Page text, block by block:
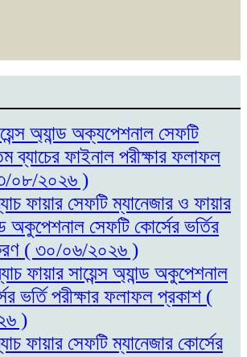
অ্যান্ড অক্যপেশনাল সেফটি
ব্যাচের ফাইনাল পরীক্ষার ফলাফল
০৮/২০২৬ )
ফায়ার সেফটি ম্যানেজার ও ফায়ার
অকুপেশনাল সেফটি কোর্সের ভর্তির
( ৩০/০৬/২০২৬ )
ফায়ার সায়েন্স অ্যান্ড অকুপেশনাল
ভর্তি পরীক্ষার ফলাফল প্রকাশ (
)
ফায়ার সেফটি ম্যানেজার কোর্সের